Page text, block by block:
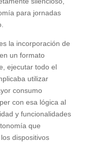
para jornadas
la incorporación de
un formato
ejecutar todo el
utilizar
consumo
con esa lógica al
y funcionalidades
que
dispositivos